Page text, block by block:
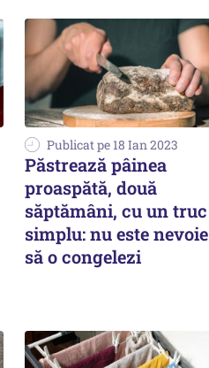
Publicat pe 18 Ian 2023
Păstrează pâinea
proaspătă, două
săptămâni, cu un truc
simplu: nu este nevoie
să o congelezi